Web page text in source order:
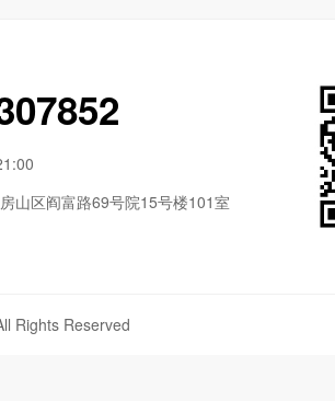
山区阎富路69号院15号楼101室
Rights Reserved